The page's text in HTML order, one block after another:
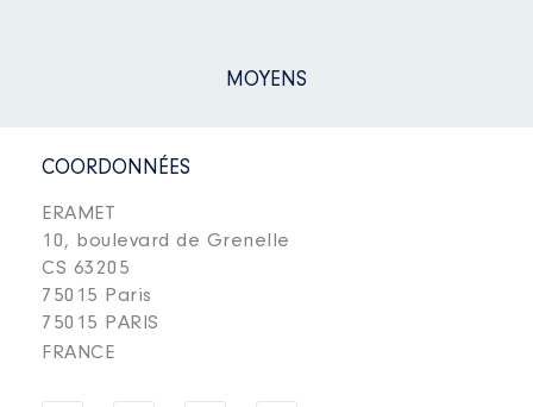
MOYENS
COORDONNÉES
ERAMET
10, boulevard de Grenelle
CS 63205
75015 Paris
75015 PARIS
FRANCE